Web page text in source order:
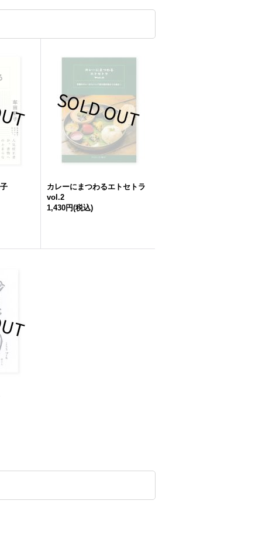
カレーにまつわるエトセトラ
vol.2
1,430円(税込)